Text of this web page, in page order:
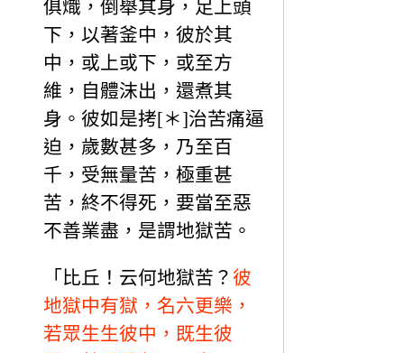
俱熾，倒舉其身，足上頭
下，以著釜中，彼於其
中，或上或下，或至方
維，自體沫出，還煮其
身。彼如是拷[＊]治苦痛逼
迫，歲數甚多，乃至百
千，受無量苦，極重甚
苦，終不得死，要當至惡
不善業盡，是謂地獄苦。
「比丘！云何地獄苦？ 彼
地獄中有獄，名六更樂，
若眾生生彼中，既生彼